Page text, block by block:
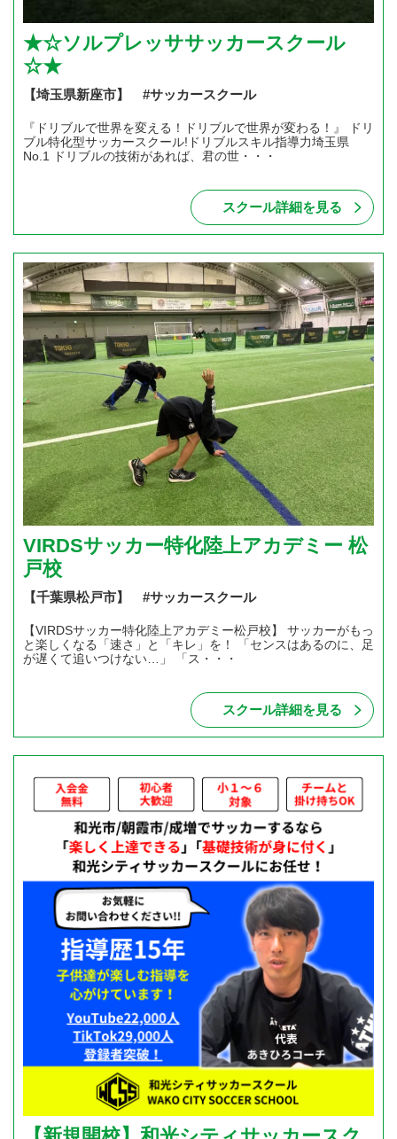
★☆ソルプレッササッカースクール
☆★
【埼玉県新座市】 #サッカースクール
『ドリブルで世界を変える！ドリブルで世界が変わる！』 ドリ
ブル特化型サッカースクール!ドリブルスキル指導力埼玉県
No.1 ドリブルの技術があれば、君の世・・・
スクール詳細を見る
VIRDSサッカー特化陸上アカデミー 松
戸校
【千葉県松戸市】 #サッカースクール
【VIRDSサッカー特化陸上アカデミー松戸校】 サッカーがもっ
と楽しくなる「速さ」と「キレ」を！ 「センスはあるのに、足
が遅くて追いつけない…」 「ス・・・
スクール詳細を見る